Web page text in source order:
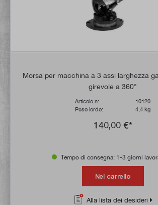
Morsa per macchina a 3 assi larghezza
girevole a 360°
Articolo n:
10120
Peso lordo:
4,4 kg
140,00 €*
Tempo di consegna: 1-3 giorni
Nel carrello
Alla lista dei desideri